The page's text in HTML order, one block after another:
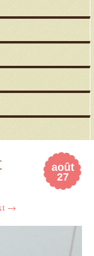
août
27
→